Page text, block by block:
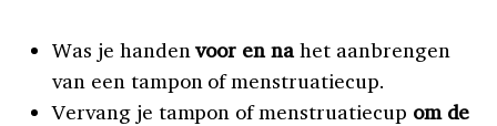
Was je handenvoor en na het aanbrengen
van een tampon of menstruatiecup.
Vervang je tampon of menstruatiecup om de